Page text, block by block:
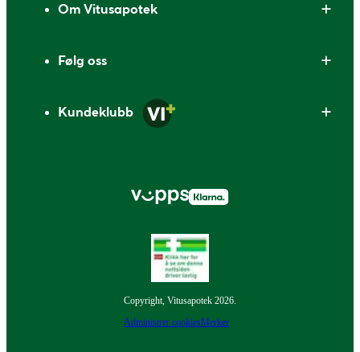
Om Vitusapotek
Følg oss
Kundeklubb
Copyright, Vitusapotek 2026.
Administrer cookiesMerker